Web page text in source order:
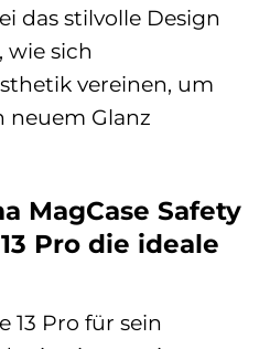
das stilvolle Design
wie sich
vereinen, um
neuem Glanz
MagCase Safety
Pro die ideale
13 Pro für sein